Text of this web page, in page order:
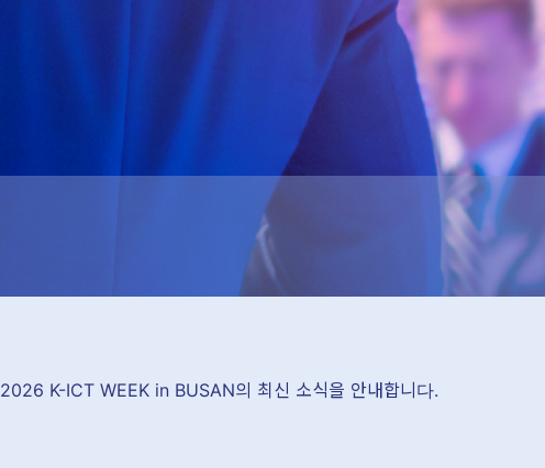
2026 K-ICT WEEK in BUSAN의 최신 소식을 안내합니다.